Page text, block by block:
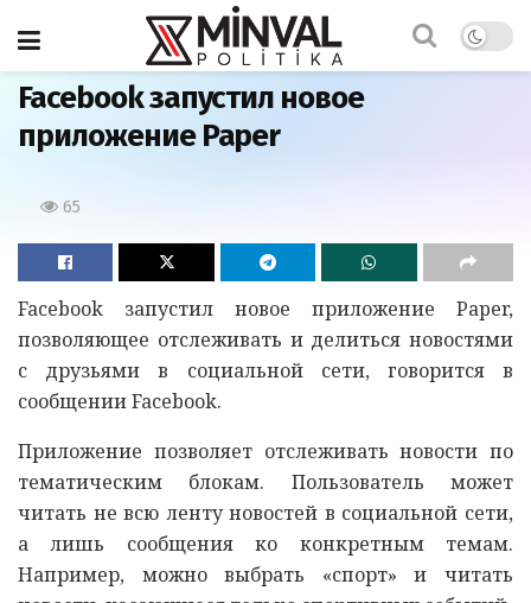
Главная
Facebook запустил новое
приложение Paper
65
Facebook запустил новое приложение Paper,
позволяющее отслеживать и делиться новостями
с друзьями в социальной сети, говорится в
сообщении Facebook.
Приложение позволяет отслеживать новости по
тематическим блокам. Пользователь может
читать не всю ленту новостей в социальной сети,
а лишь сообщения ко конкретным темам.
Например, можно выбрать «спорт» и читать